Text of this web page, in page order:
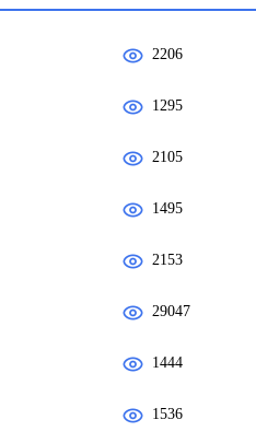
2206
1295
2105
1495
2153
29047
1444
1536